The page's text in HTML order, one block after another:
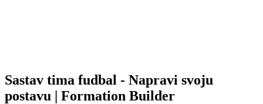
Sastav tima fudbal - Napravi svoju
postavu | Formation Builder